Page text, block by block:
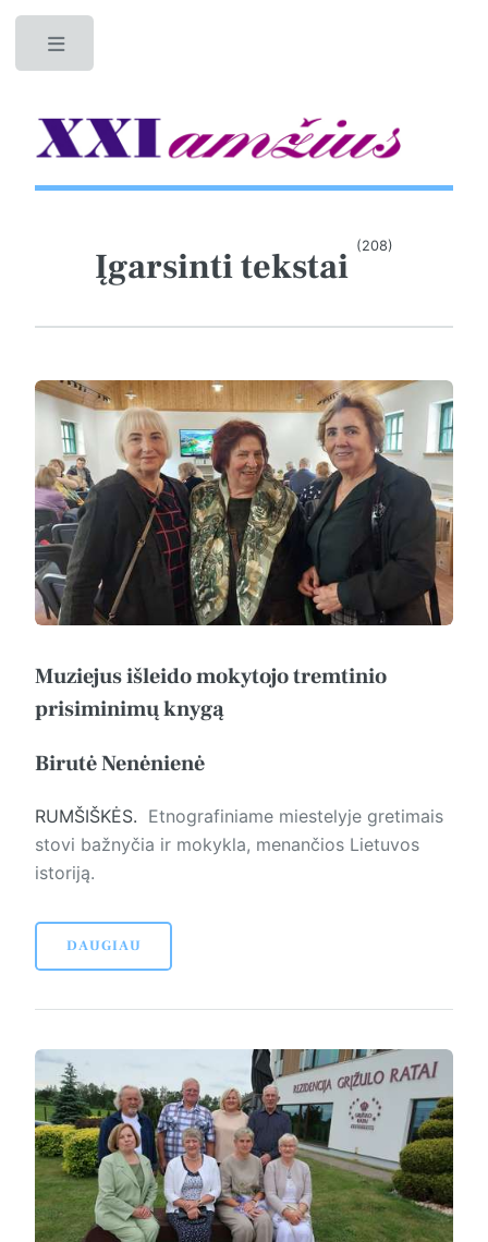
Įgarsinti tekstai (208)
Muziejus išleido mokytojo tremtinio
prisiminimų knygą
Birutė Nenėnienė
RUMŠIŠKĖS. Et­no­gra­finiame miestelyje gretimais
stovi bažnyčia ir mokykla, menančios Lietuvos
istoriją.
DAUGIAU